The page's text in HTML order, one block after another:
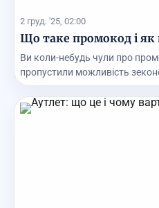
2 груд. '25, 02:00
Що таке промокод і як
Ви коли-небудь чули про
пропустили можливість